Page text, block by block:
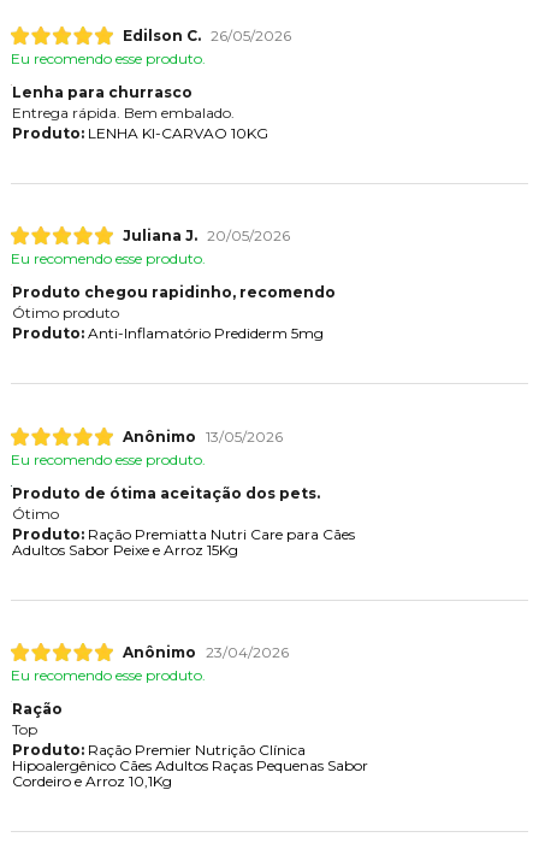
Edilson C. 26/05/2026
Eu recomendo esse produto.
Lenha para churrasco
Entrega rápida. Bem embalado.
Produto:LENHA KI-CARVAO 10KG
Juliana J. 20/05/2026
Eu recomendo esse produto.
Produto chegou rapidinho, recomendo
Ótimo produto
Produto:Anti-Inflamatório Prediderm 5mg
Anônimo 13/05/2026
Eu recomendo esse produto.
Produto de ótima aceitação dos pets.
Ótimo
Produto:Ração Premiatta Nutri Care para Cães
Adultos Sabor Peixe e Arroz 15Kg
Anônimo 23/04/2026
Eu recomendo esse produto.
Ração
Top
Produto:Ração Premier Nutrição Clínica
Hipoalergênico Cães Adultos Raças Pequenas Sabor
Cordeiro e Arroz 10,1Kg